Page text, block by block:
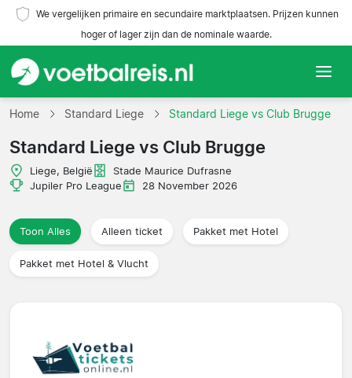
We vergelijken primaire en secundaire marktplaatsen. Prijzen kunnen
hoger of lager zijn dan de nominale waarde.
Home
Teams
Competities
Reisorganisaties
Home Standard Liege Standard Liege vs Club Brugge
Standard Liege vs Club Brugge
Liege, België
Stade Maurice Dufrasne
Jupiler Pro League
28 November 2026
Toon Alles Alleen ticket Pakket met Hotel
Pakket met Hotel & Vlucht